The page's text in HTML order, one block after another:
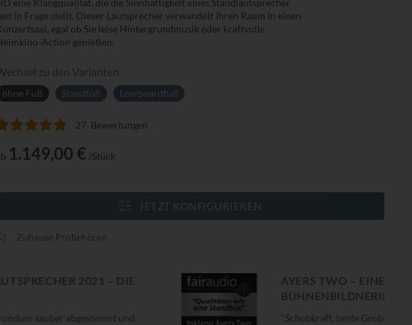
in Frage stellt. Dieser Lautsprecher verwandelt Ihren Raum in einen
egal ob Sie leise Hintergrundmusik oder kraftvolle
Action genießen.
zu den Varianten:
ohne Fuß Standfuß Lowboardfuß
27 Bewertungen
1.149,00 € /Stück
JETZT KONFIGURIEREN
Zuhause Probehören
AYERS TWO – EINE GANZ FAMOSE
BÜHNENBILDNERIN
"Schubkraft, beste Grobdynamik, tiefen und konturierten Bass